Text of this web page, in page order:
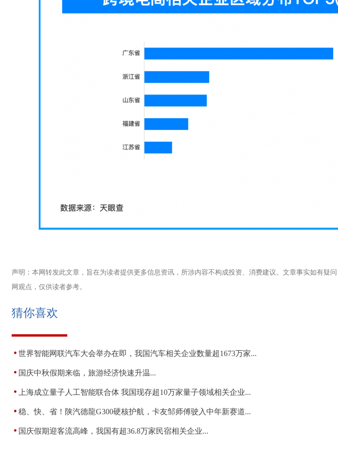
声明：本网转发此文章，旨在为读者提供更多信息资讯，所涉内容不构成投资、消费建议。文章事实如有疑
网观点，仅供读者参考。
猜你喜欢
世界智能网联汽车大会举办在即，我国汽车相关企业数量超1673万家...
国庆中秋假期来临，旅游经济快速升温...
上海成立量子人工智能联合体 我国现存超10万家量子领域相关企业...
稳、快、省！陕汽德龍G300硬核护航，卡友邹师傅驶入中年新赛道...
国庆假期迎客流高峰，我国有超36.8万家民宿相关企业...